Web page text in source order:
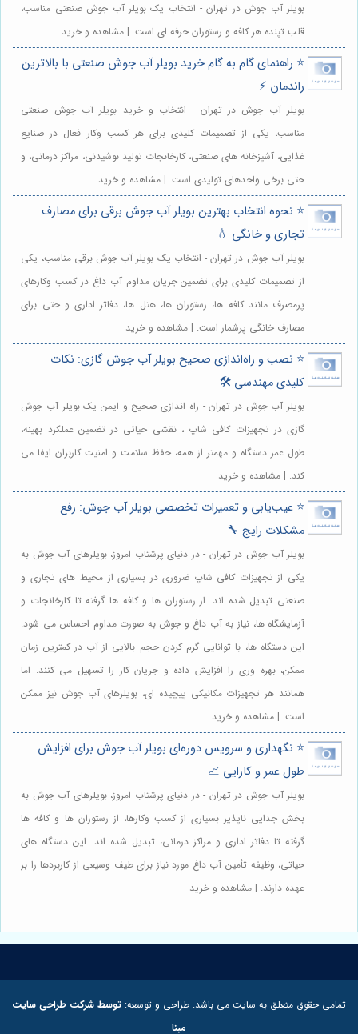
بویلر آب جوش در تهران - انتخاب یک بویلر آب جوش صنعتی مناسب،
قلب تپنده هر کافه و رستوران حرفه ای است. | مشاهده و خرید
⭐️ راهنمای گام به گام خرید بویلر آب جوش صنعتی با بالاترین
راندمان ⚡️
بویلر آب جوش در تهران - انتخاب و خرید بویلر آب جوش صنعتی
مناسب، یکی از تصمیمات کلیدی برای هر کسب وکار فعال در صنایع
غذایی، آشپزخانه های صنعتی، کارخانجات تولید نوشیدنی، مراکز درمانی، و
حتی برخی واحدهای تولیدی است. | مشاهده و خرید
⭐️ نحوه انتخاب بهترین بویلر آب جوش برقی برای مصارف
تجاری و خانگی 💧
بویلر آب جوش در تهران - انتخاب یک بویلر آب جوش برقی مناسب، یکی
از تصمیمات کلیدی برای تضمین جریان مداوم آب داغ در کسب وکارهای
پرمصرف مانند کافه ها، رستوران ها، هتل ها، دفاتر اداری و حتی برای
مصارف خانگی پرشمار است. | مشاهده و خرید
⭐️ نصب و راه‌اندازی صحیح بویلر آب جوش گازی: نکات
کلیدی مهندسی 🛠️
بویلر آب جوش در تهران - راه اندازی صحیح و ایمن یک بویلر آب جوش
گازی در تجهیزات کافی شاپ ، نقشی حیاتی در تضمین عملکرد بهینه،
طول عمر دستگاه و مهمتر از همه، حفظ سلامت و امنیت کاربران ایفا می
کند. | مشاهده و خرید
⭐️ عیب‌یابی و تعمیرات تخصصی بویلر آب جوش: رفع
مشکلات رایج 🔧
بویلر آب جوش در تهران - در دنیای پرشتاب امروز، بویلرهای آب جوش به
یکی از تجهیزات کافی شاپ ضروری در بسیاری از محیط های تجاری و
صنعتی تبدیل شده اند. از رستوران ها و کافه ها گرفته تا کارخانجات و
آزمایشگاه ها، نیاز به آب داغ و جوش به صورت مداوم احساس می شود.
این دستگاه ها، با توانایی گرم کردن حجم بالایی از آب در کمترین زمان
ممکن، بهره وری را افزایش داده و جریان کار را تسهیل می کنند. اما
همانند هر تجهیزات مکانیکی پیچیده ای، بویلرهای آب جوش نیز ممکن
است. | مشاهده و خرید
⭐️ نگهداری و سرویس دوره‌ای بویلر آب جوش برای افزایش
طول عمر و کارایی 📈
بویلر آب جوش در تهران - در دنیای پرشتاب امروز، بویلرهای آب جوش به
بخش جدایی ناپذیر بسیاری از کسب وکارها، از رستوران ها و کافه ها
گرفته تا دفاتر اداری و مراکز درمانی، تبدیل شده اند. این دستگاه های
حیاتی، وظیفه تأمین آب داغ مورد نیاز برای طیف وسیعی از کاربردها را بر
عهده دارند. | مشاهده و خرید
تمامی حقوق متعلق به سایت می باشد. طراحی و توسعه: توسط شرکت طراحی سایت
مبنا